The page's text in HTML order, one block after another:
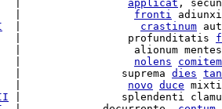
applicat ,
fronti
crastinum
|                 profunditatis
|                  alionum
nolens
comitem
|                suprema
dies
novo duce
|                splendenti